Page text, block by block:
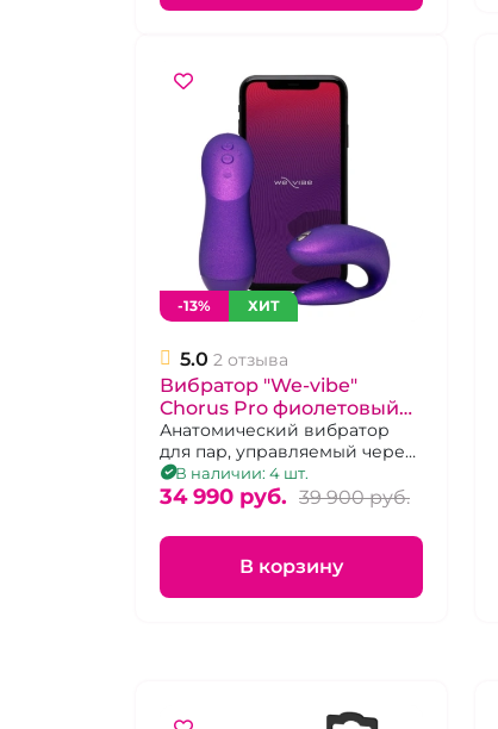
-13% ХИТ
5.0 2 отзыва
Вибратор "We-vibe"
Chorus Pro фиолетовый
скрепка для пар
Анатомический вибратор
для пар, управляемый через
тактильный пульт и
приложение.
В наличии: 4 шт.
34 990 pуб. 39 900 pуб.
В корзину